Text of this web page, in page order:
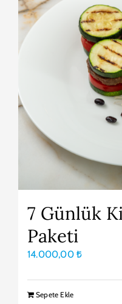
7 Günlük
Paketi
14.000,00 ₺
Sepete Ekle